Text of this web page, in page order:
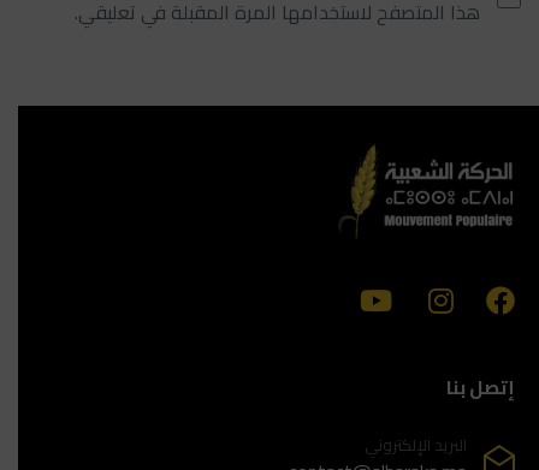
هذا المتصفح لاستخدامها المرة المقبلة في تعليقي.
إتصل بنا
البريد الإلكتروني